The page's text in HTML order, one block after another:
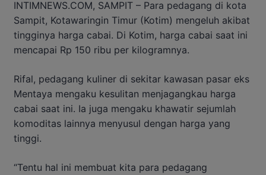
INTIMNEWS.COM, SAMPIT – Para pedagang di kota
Sampit, Kotawaringin Timur (Kotim) mengeluh akibat
tingginya harga cabai. Di Kotim, harga cabai saat ini
mencapai Rp 150 ribu per kilogramnya.
Rifal, pedagang kuliner di sekitar kawasan pasar eks
Mentaya mengaku kesulitan menjagangkau harga
cabai saat ini. Ia juga mengaku khawatir sejumlah
komoditas lainnya menyusul dengan harga yang
tinggi.
“Tentu hal ini membuat kita para pedagang